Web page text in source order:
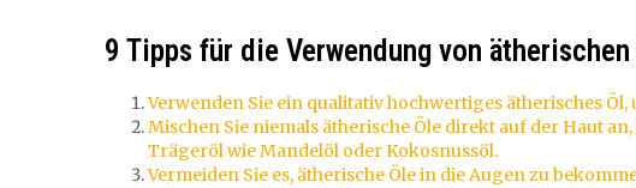
9 Tipps für die Verwendung von
Verwenden Sie ein qualitativ hochwertiges ätherisches
Mischen Sie niemals ätherische Öle direkt auf der Haut
Trägeröl wie Mandelöl oder Kokosnussöl.
Vermeiden Sie es, ätherische Öle in die Augen zu